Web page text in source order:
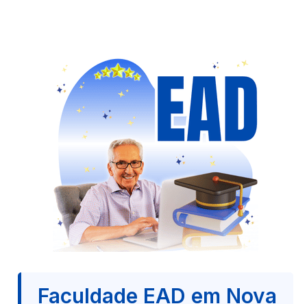
Faculdade EAD em Nova